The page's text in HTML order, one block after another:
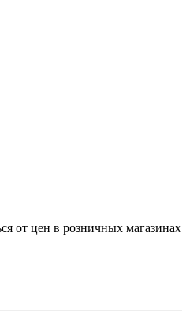
от цен в розничных магазинах